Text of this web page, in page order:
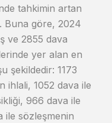
tahkimin artan
Buna göre, 2024
ve 2855 dava
yer alan en
şekildedir: 1173
ihlali, 1052 dava ile
966 dava ile
ile sözleşmenin